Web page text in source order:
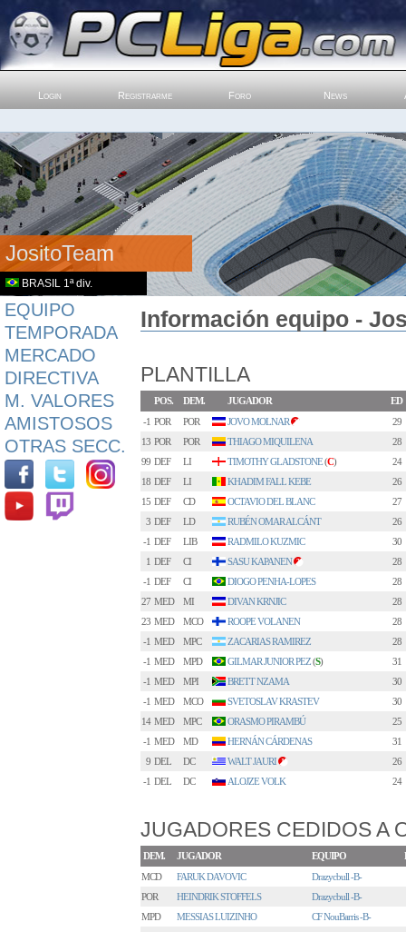
Login Registrarme Foro News
JositoTeam
BRASIL 1ª div.
EQUIPO
TEMPORADA
MERCADO
DIRECTIVA
M. VALORES
AMISTOSOS
OTRAS SECC.
Información equipo -
PLANTILLA
POS. DEM. JUGADOR
ED
-1 POR POR JOVO MOLNAR 2
29
13 POR POR THIAGO MIQUILENA
28
99 DEF LI TIMOTHY GLADSTONE(C)
24
18 DEF LI KHADIM FALL KEBE
26
15 DEF CD OCTAVIO DEL BLANC
27
3 DEF LD RUBÉN OMAR ALCÁNT
26
-1 DEF LIB RADMILO KUZMIC
30
1 DEF CI SASU KAPANEN 3
28
-1 DEF CI DIOGO PENHA-LOPES
28
27 MED MI DIVAN KRNJIC
28
23 MED MCO ROOPE VOLANEN
28
-1 MED MPC ZACARIAS RAMIREZ
28
-1 MED MPD GILMAR JUNIOR PEZ(S)
31
-1 MED MPI BRETT NZAMA
30
-1 MED MCO SVETOSLAV KRASTEV
30
14 MED MPC ORASMO PIRAMBÚ
25
-1 MED MD HERNÁN CÁRDENAS
31
9 DEL DC WALT JAURI 1
26
-1 DEL DC ALOJZE VOLK 24
JUGADORES CEDIDOS A
DEM. JUGADOR EQUIPO
MCD
FARUK DAVOVIC
Drazycbull -B-
POR
HEINDRIK STOFFELS
Drazycbull -B-
MPD
MESSIAS LUIZINHO
CF NouBarris -B-